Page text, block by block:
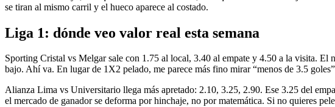
se tiran al mismo carril y el hueco aparece al costado.
Liga 1: dónde veo valor real esta semana
Sporting Cristal vs Melgar sale con 1.75 al local, 3.40 al empate y 4.50 a la visita.
bajo. Ahí va. En lugar de 1X2 pelado, me parece más fino mirar “menos de 3.5
Alianza Lima vs Universitario llega más apretado: 2.10, 3.25, 2.90. Ese 3.25 del
el mercado de ganador se deforma por hinchaje, no por matemática. Si no quieres